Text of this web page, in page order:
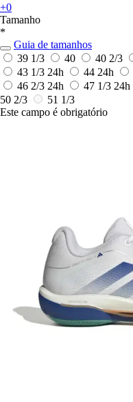
+0
Tamanho
*
Guia de tamanhos
39 1/3
40 40 2/3
43 1/3 24h 44 24h
46 2/3 24h 47 1/3 24h
50 2/3
51 1/3
Este campo é obrigatório